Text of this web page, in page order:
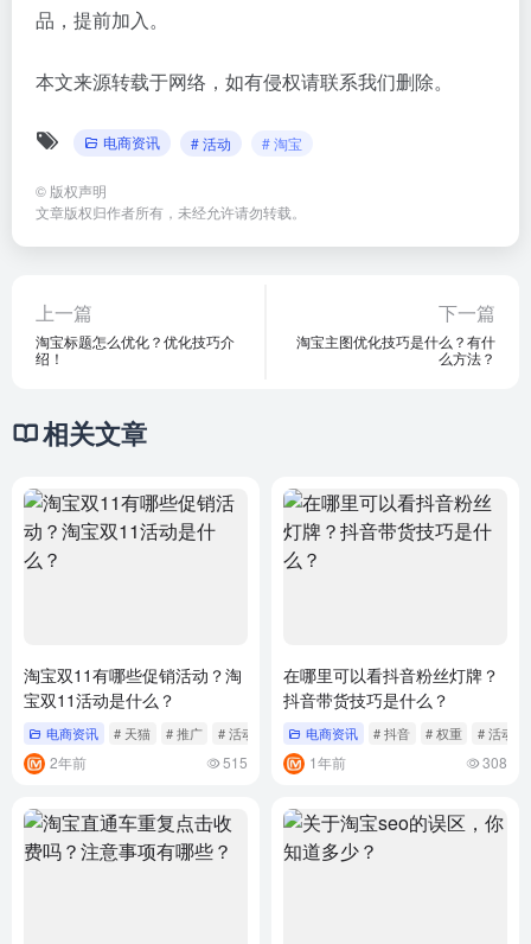
品，提前加入。
本文来源转载于网络，如有侵权请联系我们删除。
电商资讯 # 活动 # 淘宝
© 版权声明
文章版权归作者所有，未经允许请勿转载。
上一篇
淘宝标题怎么优化？优化技巧介
绍！
下一篇
淘宝主图优化技巧是什么？有什
么方法？
相关文章
淘宝双11有哪些促销活动？淘
宝双11活动是什么？
电商资讯 # 天猫 # 推广 # 活动
2年前 515
在哪里可以看抖音粉丝灯牌？
抖音带货技巧是什么？
电商资讯 # 抖音 # 权重 # 活动
1年前 308